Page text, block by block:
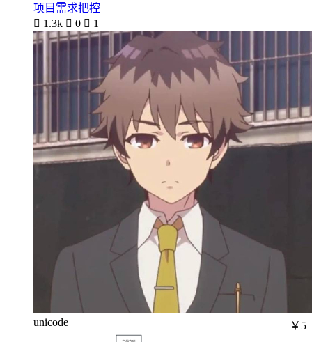
项目需求把控
 1.3k  0  1
unicode ￥5